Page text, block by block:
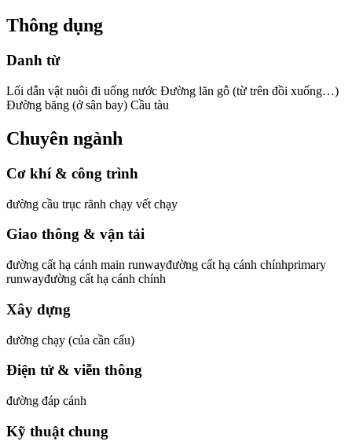
Thông dụng
Danh từ
Lối dẫn vật nuôi đi uống nước Đường lăn gỗ (từ trên đồi xuống…)
Đường băng (ở sân bay) Cầu tàu
Chuyên ngành
Cơ khí & công trình
đường cầu trục rãnh chạy vết chạy
Giao thông & vận tải
đường cất hạ cánh main runwayđường cất hạ cánh chínhprimary
runwayđường cất hạ cánh chính
Xây dựng
đường chạy (của cần cẩu)
Điện tử & viễn thông
đường đáp cánh
Kỹ thuật chung